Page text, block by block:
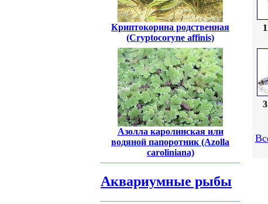
Криптокорина родственная
(Cryptocoryne affinis)
Азолла каролинская или
водяной папоротник (Azolla
caroliniana)
Аквариумные рыбы